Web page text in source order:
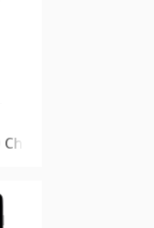
4 Quad